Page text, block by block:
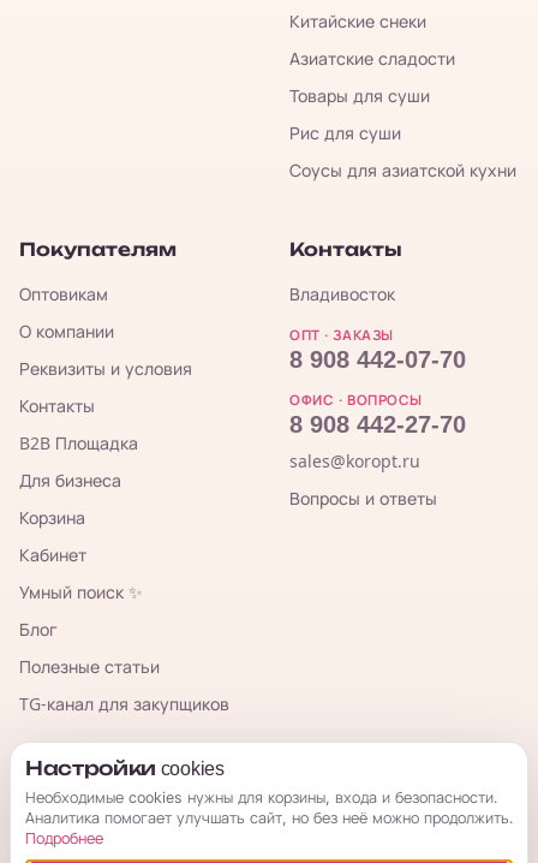
Китайские снеки
Азиатские сладости
Товары для суши
Рис для суши
Соусы для азиатской кухни
Покупателям
Оптовикам
О компании
Реквизиты и условия
Контакты
B2B Площадка
Для бизнеса
Корзина
Кабинет
Умный поиск ✨
Блог
Полезные статьи
TG-канал для закупщиков
Контакты
Владивосток
ОПТ · ЗАКАЗЫ
8 908 442-07-70
ОФИС · ВОПРОСЫ
8 908 442-27-70
sales@koropt.ru
Вопросы и ответы
КорОпт
Настройки cookies
Необходимые cookies нужны для корзины, входа и безопасности.
Аналитика помогает улучшать сайт, но без неё можно продолжить.
Подробнее